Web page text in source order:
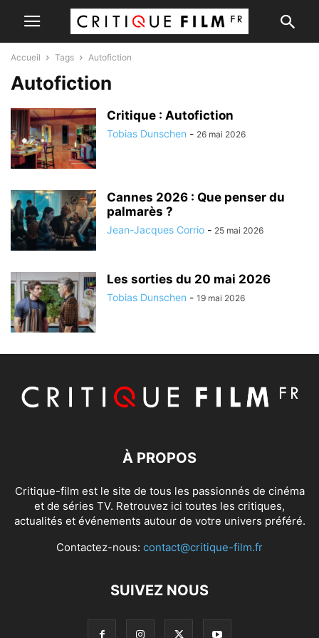
Accueil Tags Autofiction
Autofiction
Critique : Autofiction
Tobias Dunschen - 26 mai 2026
Cannes 2026 : Que penser du
palmarès ?
Jean-Jacques Corrio - 25 mai 2026
Les sorties du 20 mai 2026
Tobias Dunschen - 19 mai 2026
À PROPOS
Critique-film est le site de tous les passionnés de cinéma
et de séries TV. Retrouvez ici toutes les critiques,
actualités et événements autour de votre univers préféré.
Contactez-nous: contact@critique-film.fr
SUIVEZ NOUS